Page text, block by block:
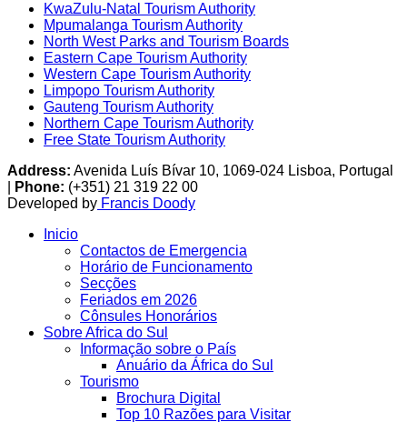
KwaZulu-Natal Tourism Authority
Mpumalanga Tourism Authority
North West Parks and Tourism Boards
Eastern Cape Tourism Authority
Western Cape Tourism Authority
Limpopo Tourism Authority
Gauteng Tourism Authority
Northern Cape Tourism Authority
Free State Tourism Authority
Address: Avenida Luís Bívar 10, 1069-024 Lisboa, Portugal
Phone: (+351) 21 319 22 00
Developed by Francis Doody
Inicio
Contactos de Emergencia
Horário de Funcionamento
Secções
Feriados em 2026
Cônsules Honorários
Sobre Africa do Sul
Informação sobre o País
Anuário da África do Sul
Tourismo
Brochura Digital
Top 10 Razões para Visitar